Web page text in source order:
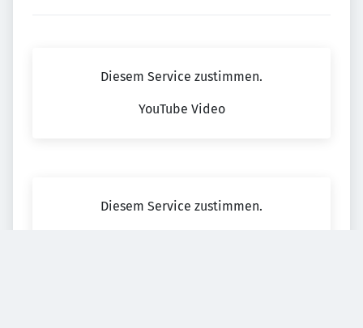
Diesem Service zustimmen.
YouTube Video
Diesem Service zustimmen.